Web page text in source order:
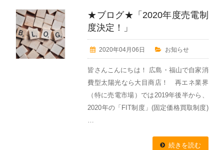
★ブログ★「2020年度売電制
度決定！」
2020年04月06日 お知らせ
皆さんこんにちは！ 広島・福山で自家消
費型太陽光なら大目商店！ 再エネ業界
（特に売電市場）では2019年後半から、
2020年の「FIT制度」(固定価格買取制度)
…
続きを読む